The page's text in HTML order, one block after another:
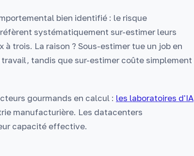
bien identifié : le risque
systématiquement sur-estimer leurs
trois. La raison ? Sous-estimer tue un job en
tandis que sur-estimer coûte simplement
gourmands en calcul : les laboratoires d'IA
manufacturière. Les datacenters
capacité effective.